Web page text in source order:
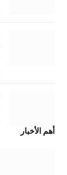
أهم الأخبار